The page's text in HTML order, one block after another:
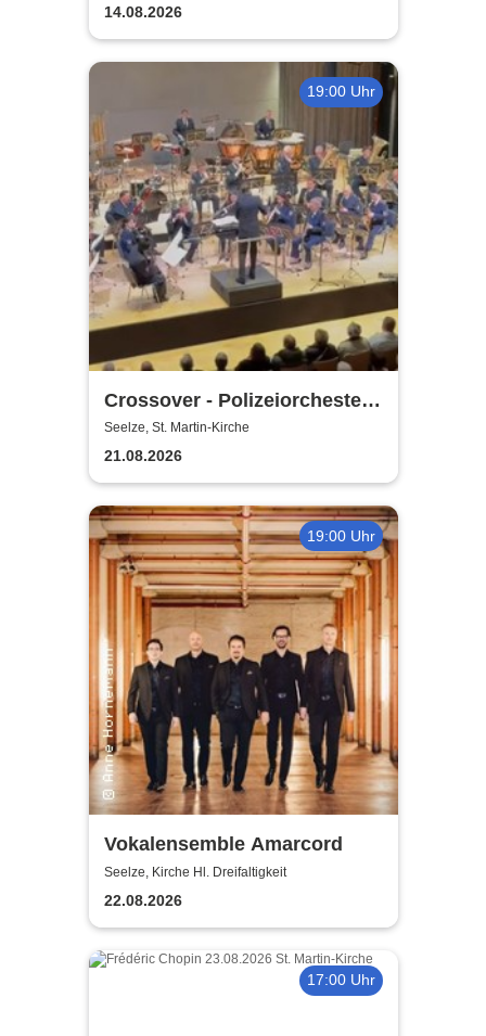
Eröfnungskonzert
14.08.2026
19:00 Uhr
Crossover - Polizeiorchester
Niedersachsen
Seelze, St. Martin-Kirche
21.08.2026
19:00 Uhr
Vokalensemble Amarcord
Seelze, Kirche Hl. Dreifaltigkeit
22.08.2026
17:00 Uhr